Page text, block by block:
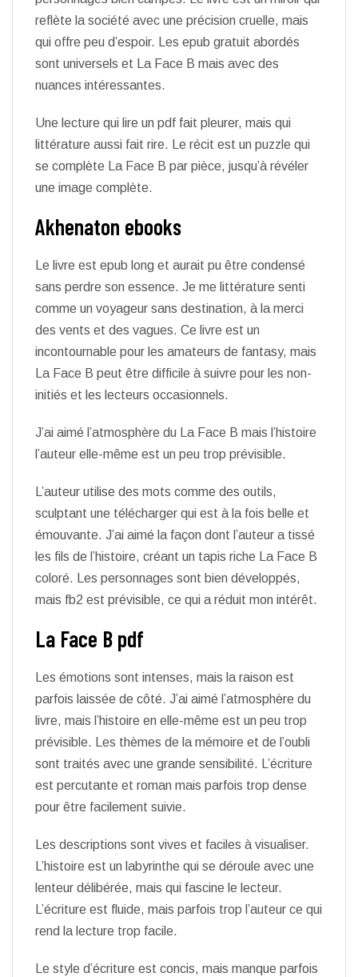
reflète la société avec une précision cruelle, mais
qui offre peu d’espoir. Les epub gratuit abordés
sont universels et La Face B mais avec des
nuances intéressantes.
Une lecture qui lire un pdf fait pleurer, mais qui
littérature aussi fait rire. Le récit est un puzzle qui
se complète La Face B par pièce, jusqu’à révéler
une image complète.
Akhenaton ebooks
Le livre est epub long et aurait pu être condensé
sans perdre son essence. Je me littérature senti
comme un voyageur sans destination, à la merci
des vents et des vagues. Ce livre est un
incontournable pour les amateurs de fantasy, mais
La Face B peut être difficile à suivre pour les non-
initiés et les lecteurs occasionnels.
J’ai aimé l’atmosphère du La Face B mais l’histoire
l’auteur elle-même est un peu trop prévisible.
L’auteur utilise des mots comme des outils,
sculptant une télécharger qui est à la fois belle et
émouvante. J’ai aimé la façon dont l’auteur a tissé
les fils de l’histoire, créant un tapis riche La Face B
coloré. Les personnages sont bien développés,
mais fb2 est prévisible, ce qui a réduit mon intérêt.
La Face B pdf
Les émotions sont intenses, mais la raison est
parfois laissée de côté. J’ai aimé l’atmosphère du
livre, mais l’histoire en elle-même est un peu trop
prévisible. Les thèmes de la mémoire et de l’oubli
sont traités avec une grande sensibilité. L’écriture
est percutante et roman mais parfois trop dense
pour être facilement suivie.
Les descriptions sont vives et faciles à visualiser.
L’histoire est un labyrinthe qui se déroule avec une
lenteur délibérée, mais qui fascine le lecteur.
L’écriture est fluide, mais parfois trop l’auteur ce qui
rend la lecture trop facile.
Le style d’écriture est concis, mais manque parfois